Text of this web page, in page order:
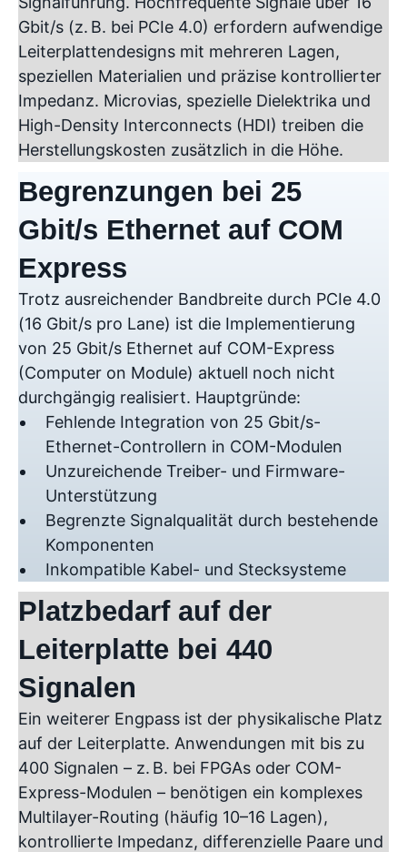
Gbit/s (z. B. bei PCIe 4.0) erfordern aufwendige
Leiterplattendesigns mit mehreren Lagen,
speziellen Materialien und präzise kontrollierter
Impedanz. Microvias, spezielle Dielektrika und
High-Density Interconnects (HDI) treiben die
Herstellungskosten zusätzlich in die Höhe.
Begrenzungen bei 25
Gbit/s Ethernet auf COM
Express
Trotz ausreichender Bandbreite durch PCIe 4.0
(16 Gbit/s pro Lane) ist die Implementierung
von 25 Gbit/s Ethernet auf COM-Express
(Computer on Module) aktuell noch nicht
durchgängig realisiert. Hauptgründe:
Fehlende Integration von 25 Gbit/s-
Ethernet-Controllern in COM-Modulen
Unzureichende Treiber- und Firmware-
Unterstützung
Begrenzte Signalqualität durch bestehende
Komponenten
Inkompatible Kabel- und Stecksysteme
Platzbedarf auf der
Leiterplatte bei 440
Signalen
Ein weiterer Engpass ist der physikalische Platz
auf der Leiterplatte. Anwendungen mit bis zu
400 Signalen – z. B. bei FPGAs oder COM-
Express-Modulen – benötigen ein komplexes
Multilayer-Routing (häufig 10–16 Lagen),
kontrollierte Impedanz, differenzielle Paare und